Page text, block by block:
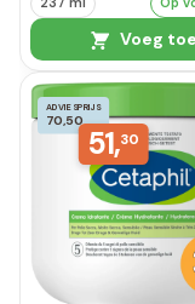
Voeg toe
ADVIESPRIJS
70,50
51,30